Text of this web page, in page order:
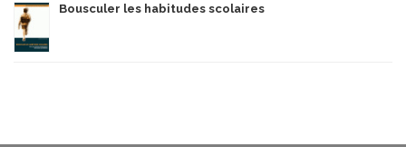
Bousculer les habitudes scolaires